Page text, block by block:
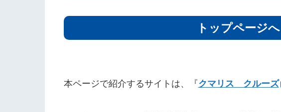
トップページへ
本ページで紹介するサイトは、『クマリス クルーズ